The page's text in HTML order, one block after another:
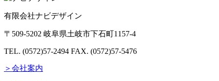
有限会社ナビデザイン
〒509-5202 岐阜県土岐市下石町1157-4
TEL. (0572)57-2494 FAX. (0572)57-5476
＞会社案内